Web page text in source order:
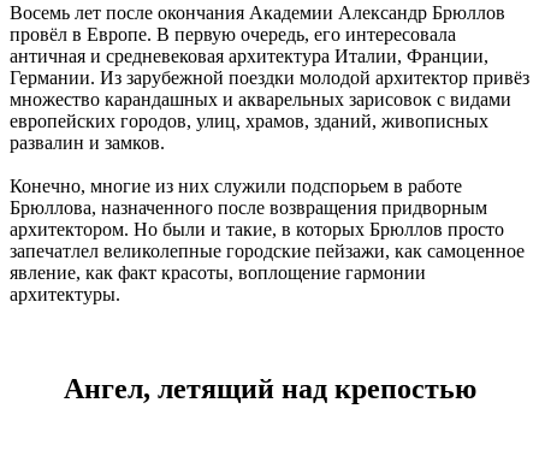
Восемь лет после окончания Академии Александр Брюллов
провёл в Европе. В первую очередь, его интересовала
античная и средневековая архитектура Италии, Франции,
Германии. Из зарубежной поездки молодой архитектор привёз
множество карандашных и акварельных зарисовок с видами
европейских городов, улиц, храмов, зданий, живописных
развалин и замков.
Конечно, многие из них служили подспорьем в работе
Брюллова, назначенного после возвращения придворным
архитектором. Но были и такие, в которых Брюллов просто
запечатлел великолепные городские пейзажи, как самоценное
явление, как факт красоты, воплощение гармонии
архитектуры.
Ангел, летящий над крепостью